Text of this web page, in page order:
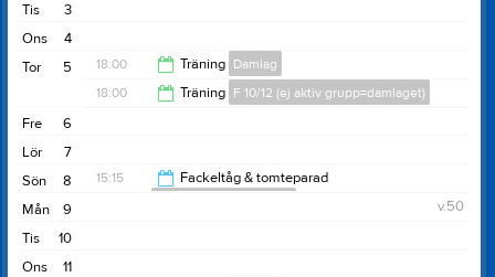
3
Tis
4
Ons
5
Tor 18:00 Träning Damlag
18:00 Träning F 10/12 (ej aktiv grupp=damlaget)
6
Fre
7
Lör
8
Sön 15:15
Fackeltåg & tomteparad
9
Mån
v.50
10
Tis
11
Ons